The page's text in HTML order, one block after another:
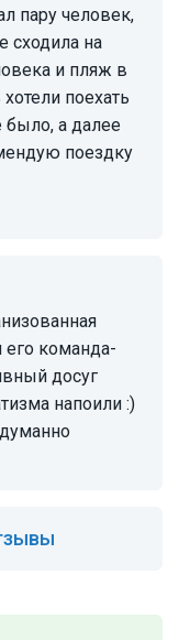
пару человек,
сходила на
и пляж в
поехать
было, а далее
поездку
его команда-
досуг
напоили :)